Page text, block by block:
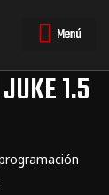
Menú
1.5